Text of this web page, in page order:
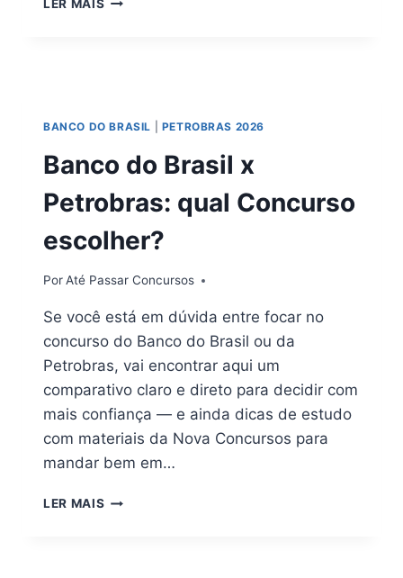
LER MAIS
OPERAÇÃO
BANCO DO BRASIL PETROBRAS 2026
Banco do Brasil x
Petrobras: qual Concurso
escolher?
PorAté Passar Concursos
Se você está em dúvida entre focar no
concurso do Banco do Brasil ou da
Petrobras, vai encontrar aqui um
comparativo claro e direto para decidir com
mais confiança — e ainda dicas de estudo
com materiais da Nova Concursos para
mandar bem em…
LER MAIS BANCO